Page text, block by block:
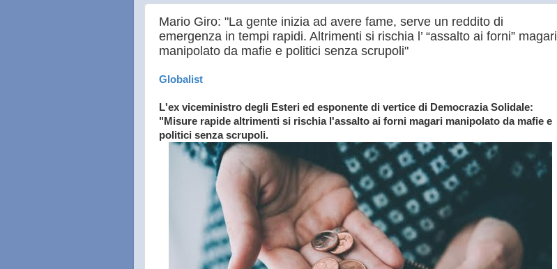
Mario Giro: "La gente inizia ad avere fame, serve un reddito di
emergenza in tempi rapidi. Altrimenti si rischia l’ “assalto ai forni” magari
manipolato da mafie e politici senza scrupoli"
Globalist
L'ex viceministro degli Esteri ed esponente di vertice di Democrazia Solidale:
"Misure rapide altrimenti si rischia l'assalto ai forni magari manipolato da mafie e
politici senza scrupoli.